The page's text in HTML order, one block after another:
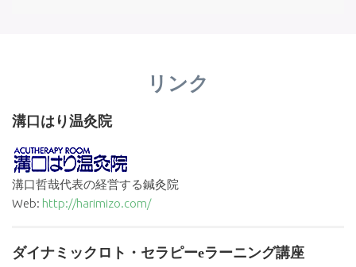
リンク
溝口はり温灸院
溝口哲哉代表の経営する鍼灸院
Web: http://harimizo.com/
ダイナミックロト・セラピーeラーニング講座